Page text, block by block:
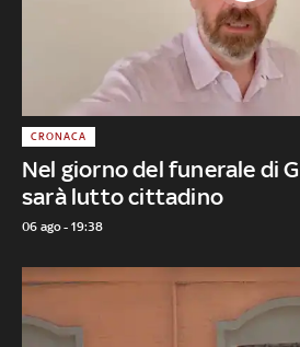
Nel giorno del funerale di
sarà lutto cittadino
CRONACA
06 ago - 19:38